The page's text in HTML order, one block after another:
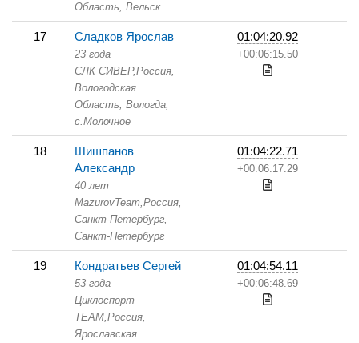
Область, Вельск
17 Сладков Ярослав
23 года
СЛК СИВЕР,Россия,
Вологодская
Область, Вологда,
с.Молочное
01:04:20.92
+00:06:15.50
18
Шишпанов
Александр
40 лет
MazurovTeam,Россия,
Санкт-Петербург,
Санкт-Петербург
01:04:22.71
+00:06:17.29
19 Кондратьев Сергей
53 года
Циклоспорт
TEAM,Россия,
Ярославская
01:04:54.11
+00:06:48.69